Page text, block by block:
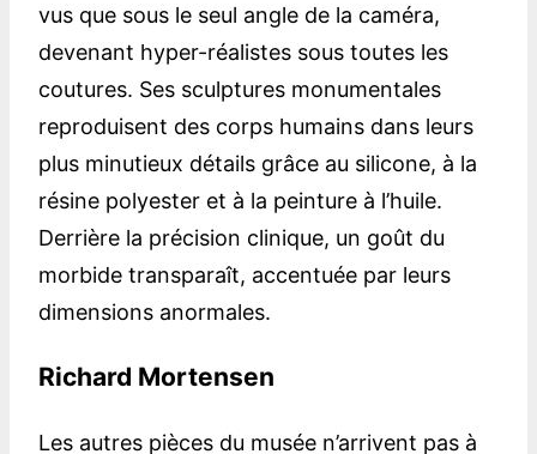
vus que sous le seul angle de la caméra,
devenant hyper-réalistes sous toutes les
coutures. Ses sculptures monumentales
reproduisent des corps humains dans leurs
plus minutieux détails grâce au silicone, à la
résine polyester et à la peinture à l’huile.
Derrière la précision clinique, un goût du
morbide transparaît, accentuée par leurs
dimensions anormales.
Richard Mortensen
Les autres pièces du musée n’arrivent pas à